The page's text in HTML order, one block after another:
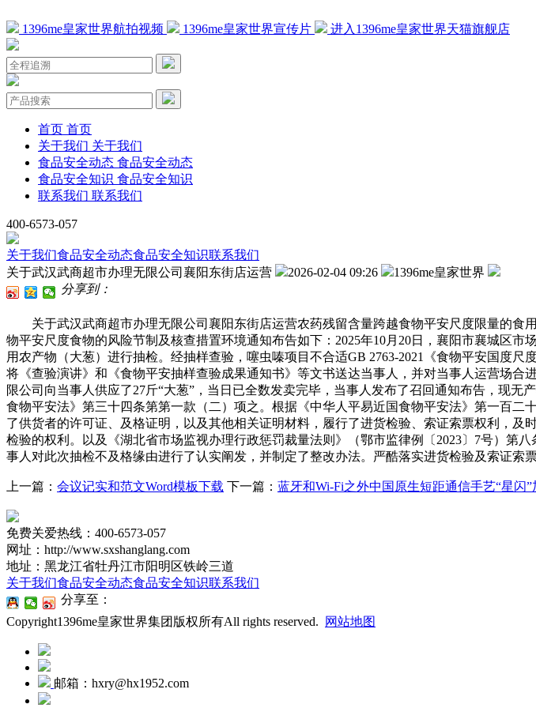
1396me皇家世界航拍视频 1396me皇家世界宣传片 进入1396me皇家世界天猫旗舰店
首页 首页
关于我们 关于我们
食品安全动态 食品安全动态
食品安全知识 食品安全知识
联系我们 联系我们
400-6573-057
关于我们食品安全动态食品安全知识联系我们
关于武汉武商超市办理无限公司襄阳东街店运营
2026-02-04 09:26
1396me皇家世界
分享到：
关于武汉武商超市办理无限公司襄阳东街店运营农药残留含量跨越食物平安尺度限量的食
物平安尺度食物的风险节制及核查措置环境通知布告如下：2025年10月20日，襄阳市襄城区
用农产物（大葱）进行抽检。经抽样查验，噻虫嗪项目不合适GB 2763-2021《食物平安国度
将《查验演讲》和《食物平安抽样查验成果通知书》等文书送达当事人，并对当事人运营场
限公司向当事人供应了27斤“大葱”，当日已全数发卖完毕，当事人发布了召回通知布告，现
食物平安法》第三十四条第第一款（二）项之。根据《中华人平易近国食物平安法》第一百
了供货者的许可证、及格证明，以及其他相关证明材料，履行了进货检验、索证索票权利，
检验的权利。以及《湖北省市场监视办理行政惩罚裁量法则》（鄂市监律例〔2023〕7号）第
事人对此次抽检不及格缘由进行了认实阐发，并制定了整改办法。严酷落实进货检验及索证索
上一篇： 会议记实和范文Word模板下载 下一篇： 蓝牙和Wi-Fi之外中国原生短距通信手艺“星闪”
免费关爱热线：400-6573-057
网址：http://www.sxshanglang.com
地址：黑龙江省牡丹江市阳明区铁岭三道
关于我们食品安全动态食品安全知识联系我们
分享至：
Copyright1396me皇家世界集团版权所有All rights reserved.
网站地图
邮箱：hxry@hx1952.com